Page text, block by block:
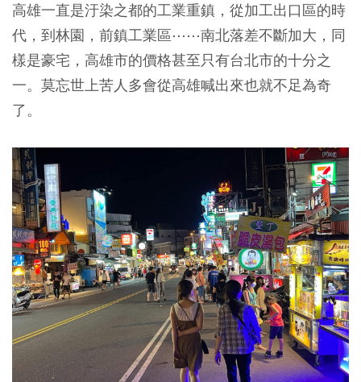
高雄一直是汙染之都的工業重鎮，從加工出口區的時
代，到林園，前鎮工業區⋯⋯南北落差不斷加大，同
樣是豪宅，高雄市的價格甚至只有台北市的十分之
一。莫忘世上苦人多會從高雄喊出來也就不足為奇
了。